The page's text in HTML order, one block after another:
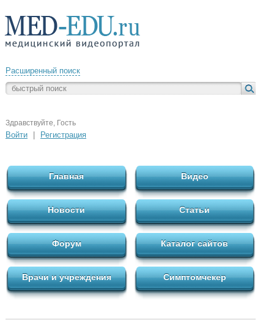
Расширенный поиск
Здравствуйте, Гость
Войти Регистрация
Главная Видео
Новости Статьи
Форум Каталог сайтов
Врачи и учреждения Симптомчекер